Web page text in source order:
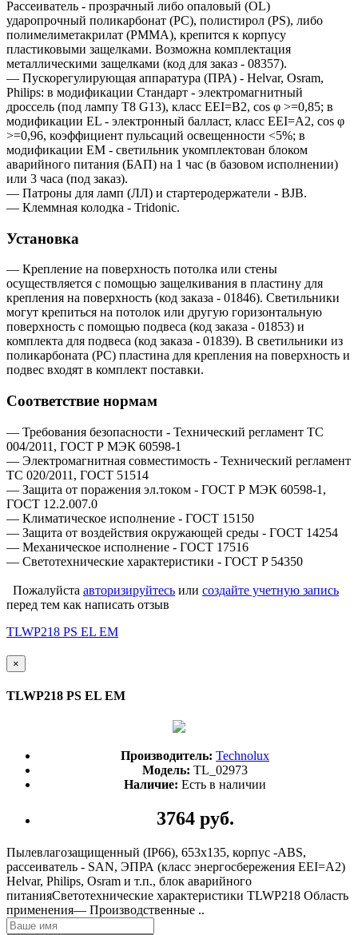
Рассеиватель - прозрачный либо опаловый (OL)
ударопрочный поликарбонат (PC), полистирол (PS), либо
полимелиметакрилат (PMMA), крепится к корпусу
пластиковыми защелками. Возможна комплектация
металлическими защелками (код для заказ - 08357).
— Пускорегулирующая аппаратура (ПРА) - Helvar, Osram,
Philips: в модификации Стандарт - электромагнитный
дроссель (под лампу T8 G13), класс EEI=B2, cos φ >=0,85; в
модификации EL - электронный балласт, класс EEI=A2, cos φ
>=0,96, коэффициент пульсаций освещенности <5%; в
модификации EM - светильник укомплектован блоком
аварийного питания (БАП) на 1 час (в базовом исполнении)
или 3 часа (под заказ).
— Патроны для ламп (ЛЛ) и стартеродержатели - BJB.
— Клеммная колодка - Tridonic.
Установка
— Крепление на поверхность потолка или стены
осуществляется с помощью защелкивания в пластину для
крепления на поверхность (код заказа - 01846). Светильники
могут крепиться на потолок или другую горизонтальную
поверхность с помощью подвеса (код заказа - 01853) и
комплекта для подвеса (код заказа - 01839). В светильники из
поликарбоната (PC) пластина для крепления на поверхность и
подвес входят в комплект поставки.
Соответствие нормам
— Требования безопасности - Технический регламент ТС
004/2011, ГОСТ Р МЭК 60598-1
— Электромагнитная совместимость - Технический регламент
ТС 020/2011, ГОСТ 51514
— Защита от поражения эл.током - ГОСТ Р МЭК 60598-1,
ГОСТ 12.2.007.0
— Климатическое исполнение - ГОСТ 15150
— Защита от воздействия окружающей среды - ГОСТ 14254
— Механическое исполнение - ГОСТ 17516
— Светотехнические характеристики - ГОСТ P 54350
Пожалуйста авторизируйтесь или создайте учетную запись
перед тем как написать отзыв
TLWP218 PS EL EM
×
TLWP218 PS EL EM
Производитель: Technolux
Модель: TL_02973
Наличие: Есть в наличии
3764 руб.
Пылевлагозащищенный (IP66), 653х135, корпус -ABS,
рассеиватель - SAN, ЭПРА (класс энергосбережения EEI=A2)
Helvar, Philips, Osram и т.п., блок аварийного
питанияСветотехнические характеристики TLWP218 Область
применения— Производственные ..